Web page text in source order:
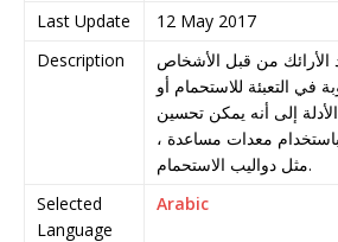
Last Update
12 May 2017
Description
من قبل الأشخاص
في التعبئة للاستحمام أو
إلى أنه يمكن تحسين
باستخدام معدات مساعدة ،
مثل دواليب الاستحمام.
Selected
Language
Arabic